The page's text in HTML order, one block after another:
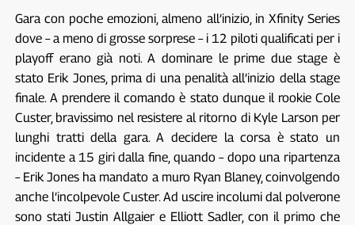
Gara con poche emozioni, almeno all’inizio, in Xfinity Series
dove – a meno di grosse sorprese – i 12 piloti qualificati per i
playoff erano già noti. A dominare le prime due stage è
stato Erik Jones, prima di una penalità all’inizio della stage
finale. A prendere il comando è stato dunque il rookie Cole
Custer, bravissimo nel resistere al ritorno di Kyle Larson per
lunghi tratti della gara. A decidere la corsa è stato un
incidente a 15 giri dalla fine, quando – dopo una ripartenza
– Erik Jones ha mandato a muro Ryan Blaney, coinvolgendo
anche l’incolpevole Custer. Ad uscire incolumi dal polverone
sono stati Justin Allgaier e Elliott Sadler, con il primo che